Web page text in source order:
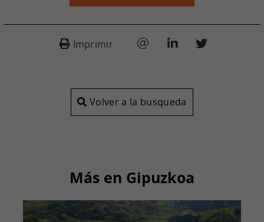
Imprimir
Volver a la busqueda
Más en Gipuzkoa